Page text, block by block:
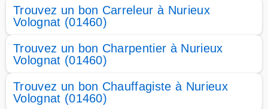
Trouvez un bon Carreleur à Nurieux
Volognat (01460)
Trouvez un bon Charpentier à Nurieux
Volognat (01460)
Trouvez un bon Chauffagiste à Nurieux
Volognat (01460)